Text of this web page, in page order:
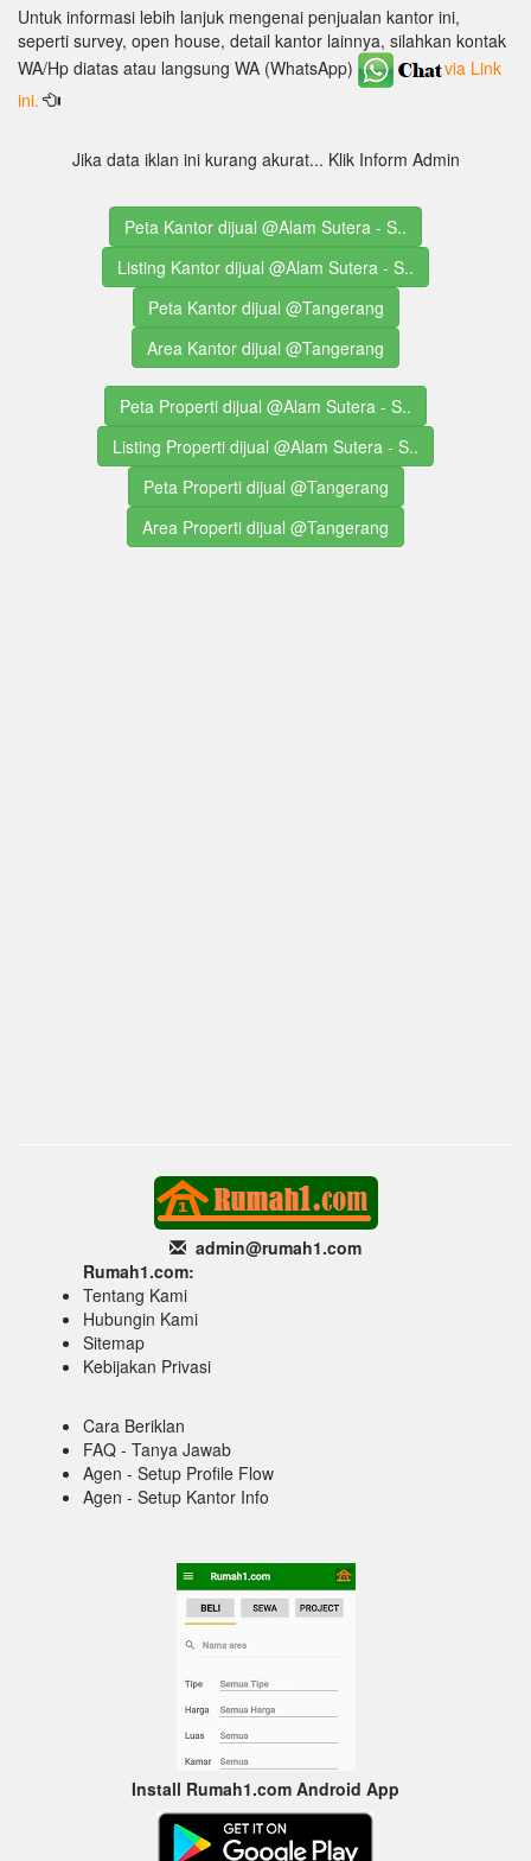
Untuk informasi lebih lanjuk mengenai penjualan kantor ini,
seperti survey, open house, detail kantor lainnya, silahkan kontak
WA/Hp diatas atau langsung WA (WhatsApp)
via Link
ini.
Jika data iklan ini kurang akurat... Klik Inform Admin
Peta Kantor dijual @Alam Sutera - S..
Listing Kantor dijual @Alam Sutera - S..
Peta Kantor dijual @Tangerang
Area Kantor dijual @Tangerang
Peta Properti dijual @Alam Sutera - S..
Listing Properti dijual @Alam Sutera - S..
Peta Properti dijual @Tangerang
Area Properti dijual @Tangerang
admin@rumah1.com
Rumah1.com:
Tentang Kami
Hubungin Kami
Sitemap
Kebijakan Privasi
Cara Beriklan
FAQ - Tanya Jawab
Agen - Setup Profile Flow
Agen - Setup Kantor Info
Install Rumah1.com Android App